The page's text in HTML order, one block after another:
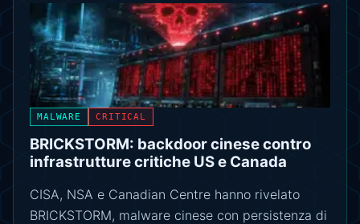
MALWARE CRITICAL
BRICKSTORM: backdoor cinese contro
infrastrutture critiche US e Canada
CISA, NSA e Canadian Centre hanno rivelato
BRICKSTORM, malware cinese con persistenza di